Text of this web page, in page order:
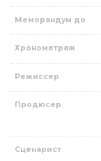
Меморандум до
Хронометраж
Режиссер
Продюсер
Сценарист